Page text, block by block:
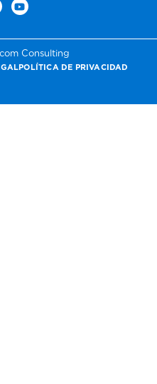
Consulting
POLÍTICA DE PRIVACIDAD